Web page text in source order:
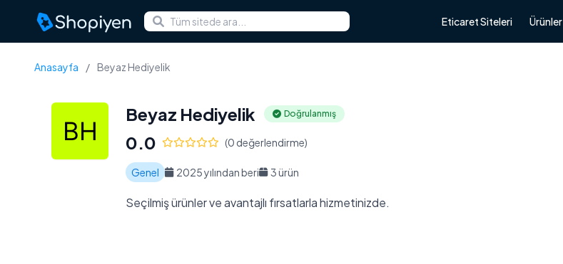
Eticaret Siteleri Ürünler
Anasayfa / Beyaz Hediyelik
Beyaz Hediyelik Doğrulanmış
0.0 (0 değerlendirme)
Genel 2025 yılından beri 3 ürün
Seçilmiş ürünler ve avantajlı fırsatlarla hizmetinizde.